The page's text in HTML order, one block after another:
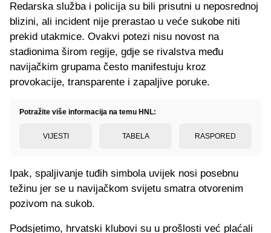
Redarska služba i policija su bili prisutni u neposrednoj
blizini, ali incident nije prerastao u veće sukobe niti
prekid utakmice. Ovakvi potezi nisu novost na
stadionima širom regije, gdje se rivalstva među
navijačkim grupama često manifestuju kroz
provokacije, transparente i zapaljive poruke.
Potražite više informacija na temu HNL:
VIJESTI TABELA RASPORED
Ipak, spaljivanje tuđih simbola uvijek nosi posebnu
težinu jer se u navijačkom svijetu smatra otvorenim
pozivom na sukob.
Podsjetimo, hrvatski klubovi su u prošlosti već plaćali